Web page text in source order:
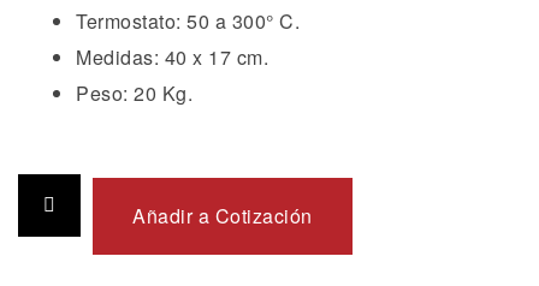
Termostato: 50 a 300° C.
Medidas: 40 x 17 cm.
Peso: 20 Kg.
Añadir a Cotización